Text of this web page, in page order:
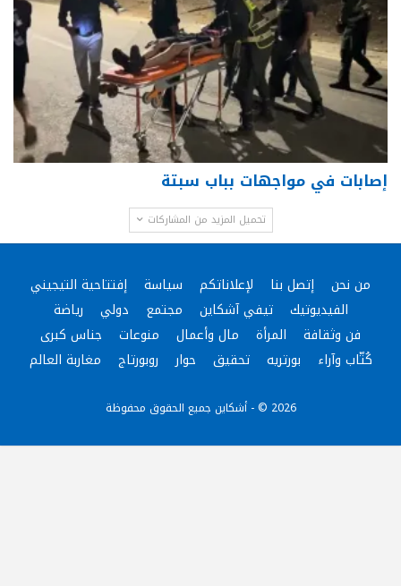
إصابات في مواجهات بباب سبتة
تحميل المزيد من المشاركات
من نحن إتصل بنا لإعلاناتكم سياسة
إفتتاحية التيجيني
الفيديوتيك
تيفي آشكاين مجتمع دولي
رياضة
فن وثقافة
المرأة مال وأعمال منوعات
جناس كبرى
كُتّاب وآراء
بورتريه تحقيق حوار روبورتاج مغاربة العالم
2026 © - أشكاين جميع الحقوق محفوظة